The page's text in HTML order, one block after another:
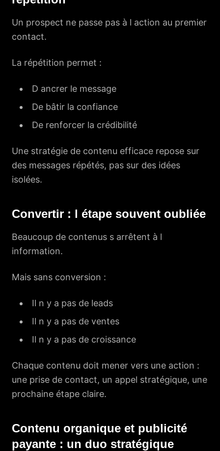
Un prospect ne passe pas à l action au premier
contact.
La répétition permet :
D ancrer le message
De bâtir la confiance
De renforcer la crédibilité
Une stratégie de contenu efficace repose sur
des messages répétés, pas sur des idées
isolées.
Convertir : l étape souvent oubliée
Beaucoup de contenus s arrêtent à l
information.
Mais sans conversion :
Il n y a pas de leads
Il n y a pas de ventes
Il n y a pas de croissance
Chaque contenu doit mener vers une action :
une prise de contact, un appel stratégique, une
prochaine étape claire.
Contenu organique et publicité
payante : un duo stratégique